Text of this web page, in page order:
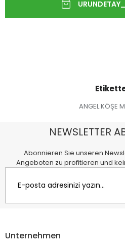
ANGEL KÖŞE
NEWSLETTER
Abonnieren Sie unseren
Angeboten zu profitieren und
Unternehmen